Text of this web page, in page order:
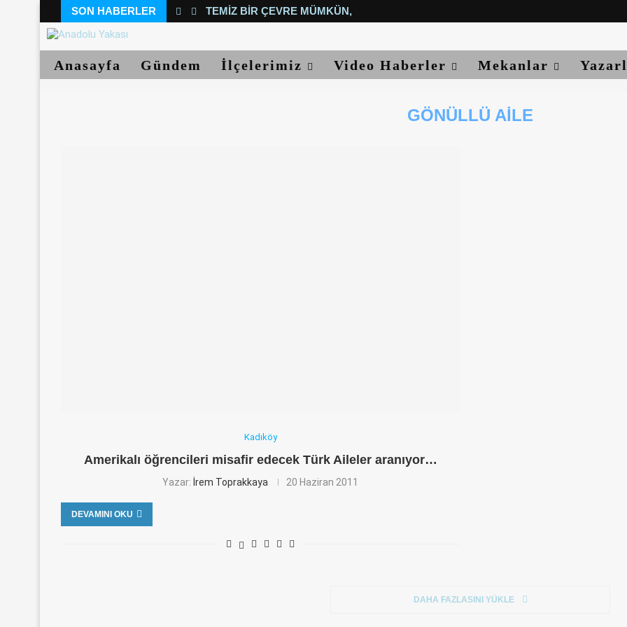
SON HABERLER TEMIZ BIR ÇEVRE MÜMKÜN, YETER...
Anasayfa Gündem İlçelerimiz Video Haberler Mekanlar
GÖNÜLLÜ AILE
Kadıköy
Amerikalı öğrencileri misafir edecek Türk Aileler aranıyor…
Yazar: İrem Toprakkaya 20 Haziran 2011
DEVAMINI OKU
DAHA FAZLASINI YÜKLE